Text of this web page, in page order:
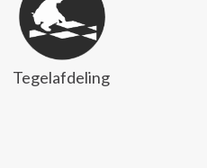
Tegelafdeling